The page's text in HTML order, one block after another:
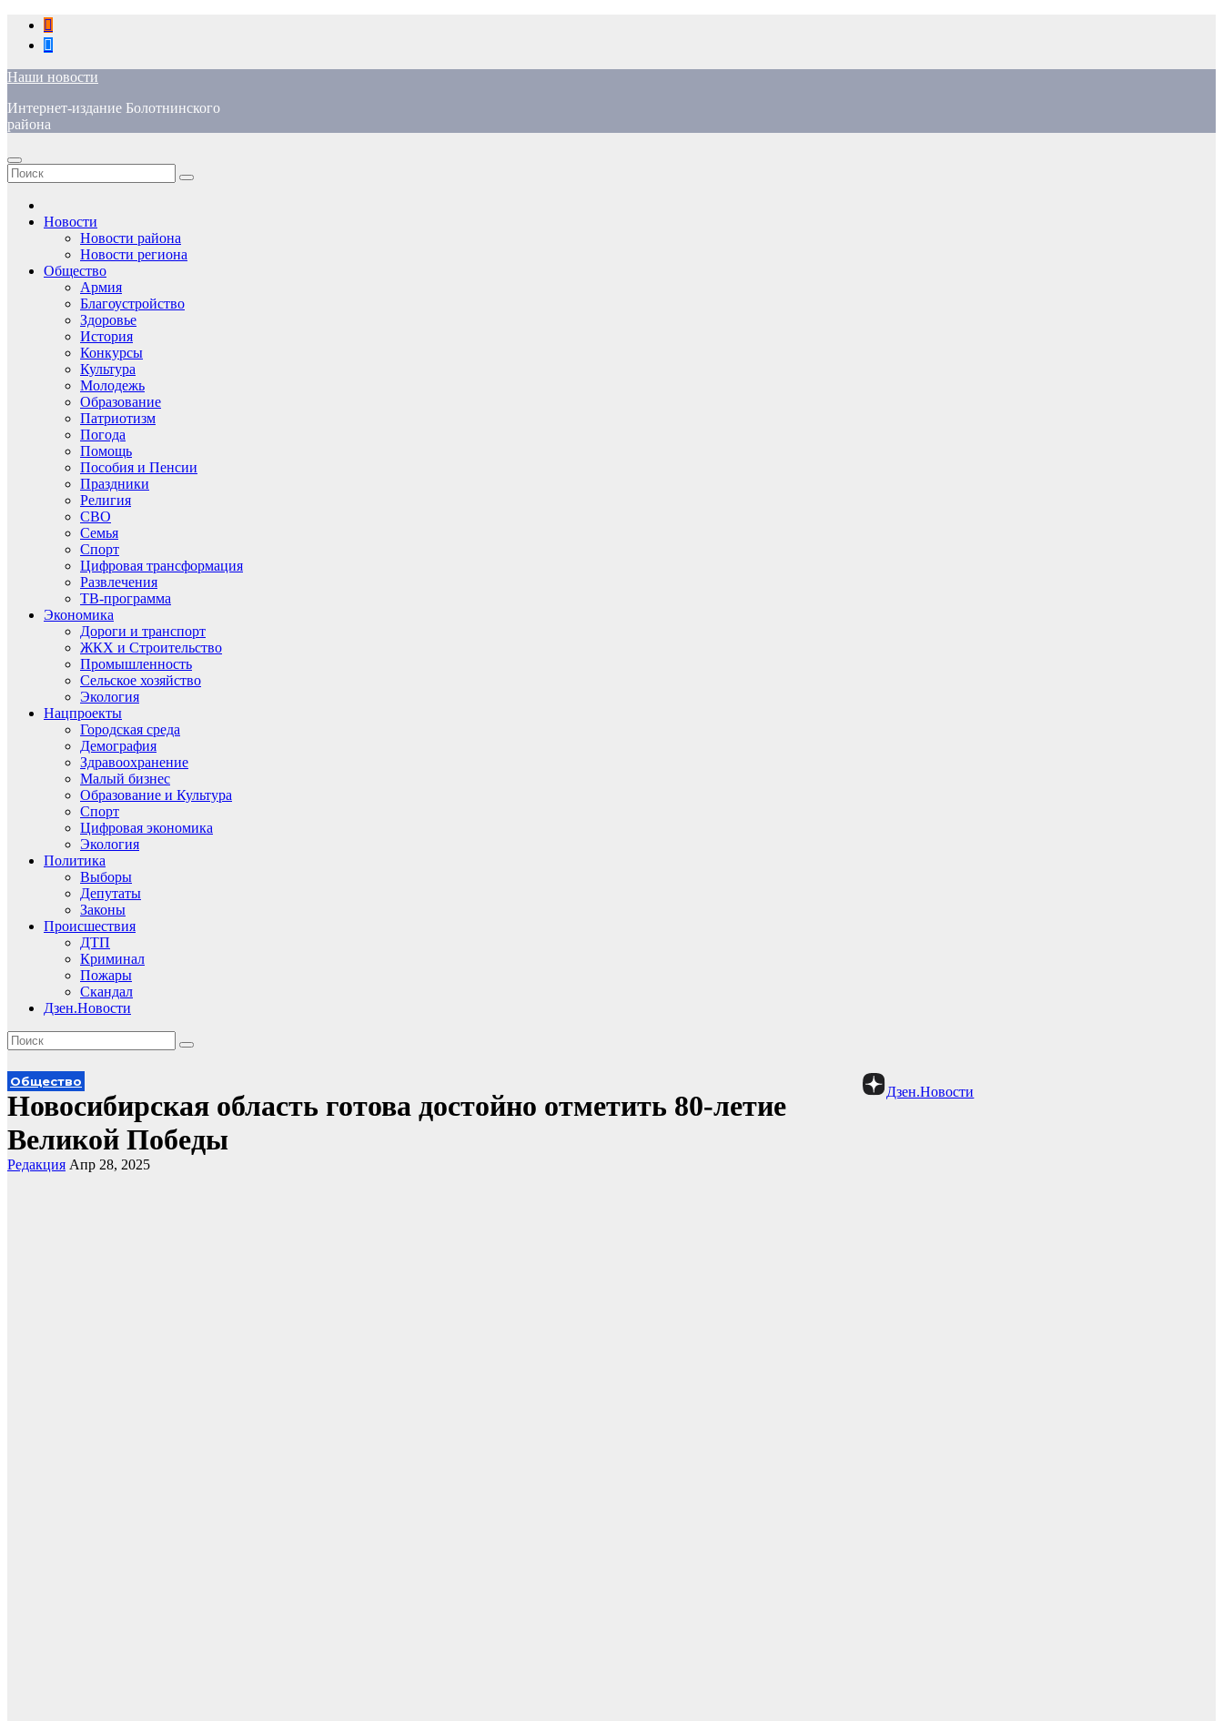
Перейти
содержимому
Наши новости
Интернет-издание Болотнинского
района
Новости
Новости района
Новости региона
Общество
Армия
Благоустройство
Здоровье
История
Конкурсы
Культура
Молодежь
Образование
Патриотизм
Погода
Помощь
Пособия и Пенсии
Праздники
Религия
СВО
Семья
Спорт
Цифровая трансформация
Развлечения
ТВ-программа
Экономика
Дороги и транспорт
ЖКХ и Строительство
Промышленность
Сельское хозяйство
Экология
Нацпроекты
Городская среда
Демография
Здравоохранение
Малый бизнес
Образование и Культура
Спорт
Цифровая экономика
Экология
Политика
Выборы
Депутаты
Законы
Происшествия
ДТП
Криминал
Пожары
Скандал
Дзен.Новости
Дзен.Новости
Общество
Новосибирская область готова достойно отметить 80-летие
Великой Победы
Редакция Апр 28, 2025